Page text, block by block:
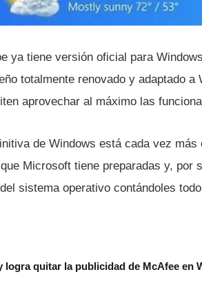
ya tiene versión oficial para
totalmente renovado y adaptado
aprovechar al máximo las
de Windows está cada vez
Microsoft tiene preparadas y, por
sistema operativo contándoles
logra quitar la publicidad de McAfee en